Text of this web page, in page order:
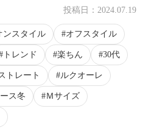
投稿日： 2024.07.19
ンスタイル オフスタイル
トレンド 楽ちん 30代
トレート ルクオーレ
ス冬 Ｍサイズ